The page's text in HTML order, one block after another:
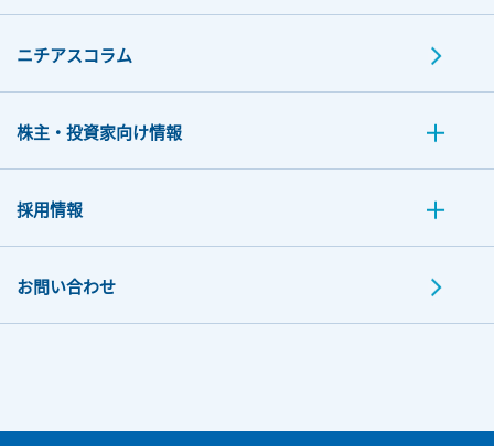
ニチアスコラム
株主・投資家向け情報
採用情報
お問い合わせ